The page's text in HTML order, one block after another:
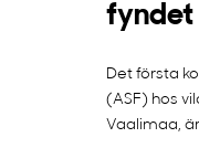
fyndet
Det första
(ASF) hos
Vaalimaa,